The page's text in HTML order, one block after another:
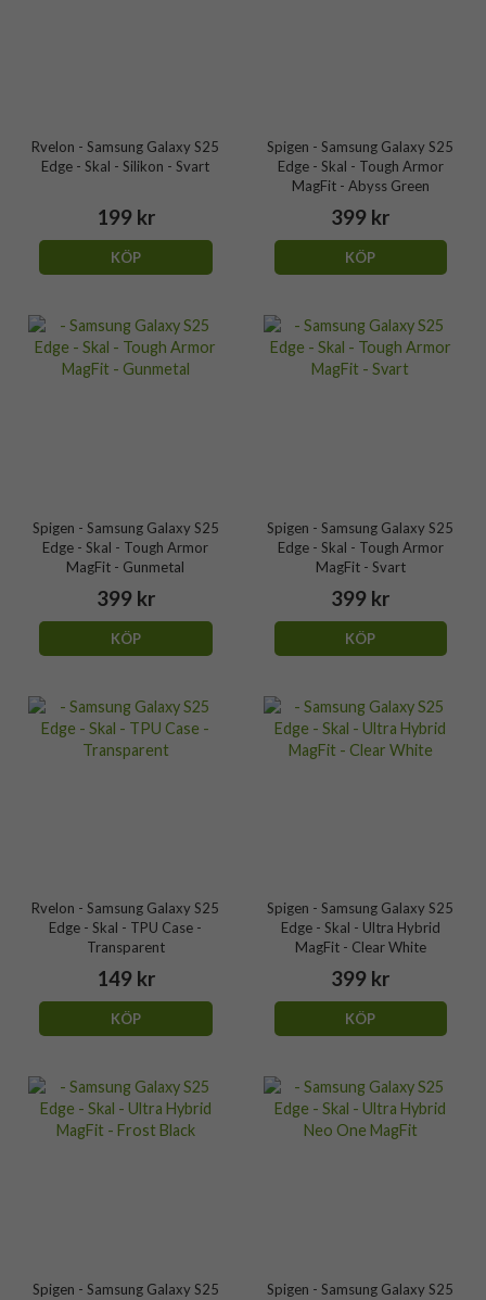
Rvelon - Samsung Galaxy S25
Edge - Skal - Silikon - Svart
199 kr
KÖP
Spigen - Samsung Galaxy S25
Edge - Skal - Tough Armor
MagFit - Abyss Green
399 kr
KÖP
Spigen - Samsung Galaxy S25
Edge - Skal - Tough Armor
MagFit - Gunmetal
399 kr
KÖP
Spigen - Samsung Galaxy S25
Edge - Skal - Tough Armor
MagFit - Svart
399 kr
KÖP
Rvelon - Samsung Galaxy S25
Edge - Skal - TPU Case -
Transparent
149 kr
KÖP
Spigen - Samsung Galaxy S25
Edge - Skal - Ultra Hybrid
MagFit - Clear White
399 kr
KÖP
Spigen - Samsung Galaxy S25
Spigen - Samsung Galaxy S25